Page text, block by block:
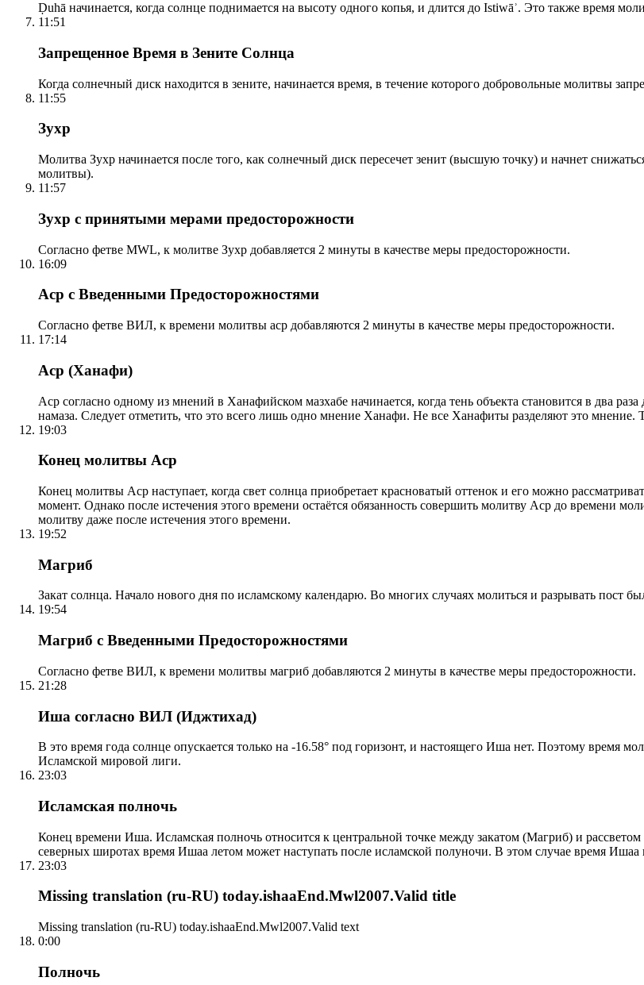
Ḍuhā начинается, когда солнце поднимается на высоту одного копья, и длится до Istiwāʾ. Это также время
11:51
Запрещенное Время в Зените Солнца
Когда солнечный диск находится в зените, начинается время, в течение которого добровольные молитвы
11:55
Зухр
Молитва Зухр начинается после того, как солнечный диск пересечет зенит (высшую точку) и начнет
молитвы).
11:57
Зухр с принятыми мерами предосторожности
Согласно фетве MWL, к молитве Зухр добавляется 2 минуты в качестве меры предосторожности.
16:09
Аср с Введенными Предосторожностями
Согласно фетве ВИЛ, к времени молитвы аср добавляются 2 минуты в качестве меры предосторожности.
17:14
Аср (Ханафи)
Аср согласно одному из мнений в Ханафийском мазхабе начинается, когда тень объекта становится в два
намаза. Следует отметить, что это всего лишь одно мнение Ханафи. Не все Ханафиты разделяют это мнение.
19:03
Конец молитвы Аср
Конец молитвы Аср наступает, когда свет солнца приобретает красноватый оттенок и его можно
момент. Однако после истечения этого времени остаётся обязанность совершить молитву Аср до времени
молитву даже после истечения этого времени.
19:52
Магриб
Закат солнца. Начало нового дня по исламскому календарю. Во многих случаях молиться и разрывать пост
19:54
Магриб с Введенными Предосторожностями
Согласно фетве ВИЛ, к времени молитвы магриб добавляются 2 минуты в качестве меры предосторожности.
21:28
Иша согласно ВИЛ (Иджтихад)
В это время года солнце опускается только на -16.58° под горизонт, и настоящего Иша нет. Поэтому время
Исламской мировой лиги.
23:03
Исламская полночь
Конец времени Иша. Исламская полночь относится к центральной точке между закатом (Магриб) и
северных широтах время Ишаа летом может наступать после исламской полуночи. В этом случае время
23:03
Missing translation (ru-RU) today.ishaaEnd.Mwl2007.Valid title
Missing translation (ru-RU) today.ishaaEnd.Mwl2007.Valid text
0:00
Полночь